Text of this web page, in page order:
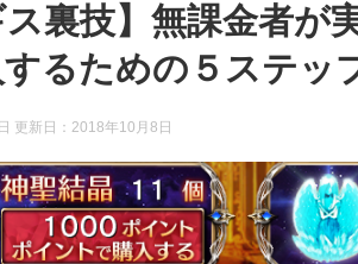
ス裏技】無課金者が
るための５ステッ
更新日： 2018年10月8日